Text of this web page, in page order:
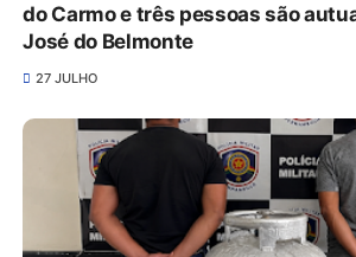
do Carmo e três pessoas são
José do Belmonte
27 JULHO